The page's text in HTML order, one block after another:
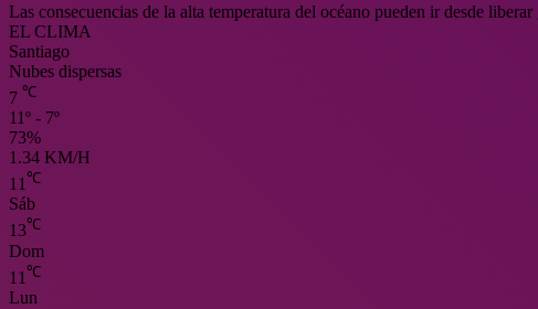
Las consecuencias de la alta temperatura del océano pueden ir desde
EL CLIMA
Santiago
Nubes dispersas
7 ℃
11º - 7º
73%
1.34 KM/H
11 ℃
Sáb
13℃
Dom
11 ℃
Lun